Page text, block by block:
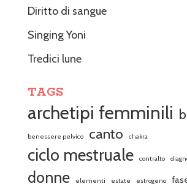
Diritto di sangue
Singing Yoni
Tredici lune
TAGS
archetipi femminili
benessere pelvico canto chakra
ciclo mestruale contralto
donne elementi estate estrogeno